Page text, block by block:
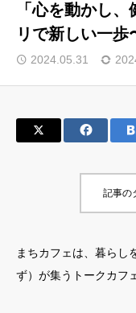
「心を動かし
リで新しい一歩
2024.05.31
記事の
まちカフェは、暮らし
ず）が集うトークカフ